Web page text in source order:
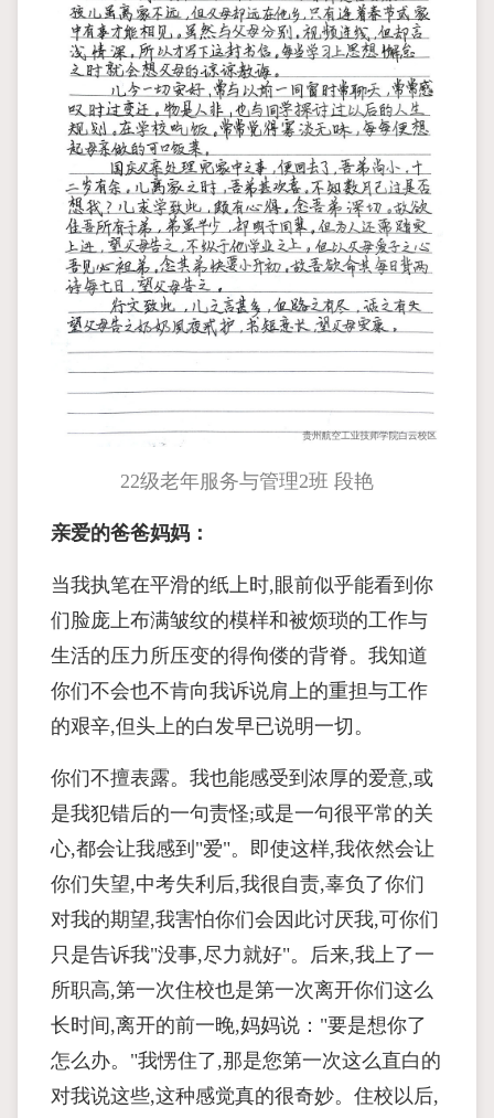
22级老年服务与管理2班 段艳
亲爱的爸爸妈妈：
当我执笔在平滑的纸上时,眼前似乎能看到你
们脸庞上布满皱纹的模样和被烦琐的工作与
生活的压力所压变的得佝偻的背脊。我知道
你们不会也不肯向我诉说肩上的重担与工作
的艰辛,但头上的白发早已说明一切。
你们不擅表露。我也能感受到浓厚的爱意,或
是我犯错后的一句责怪;或是一句很平常的关
心,都会让我感到"爱"。即使这样,我依然会让
你们失望,中考失利后,我很自责,辜负了你们
对我的期望,我害怕你们会因此讨厌我,可你们
只是告诉我"没事,尽力就好"。后来,我上了一
所职高,第一次住校也是第一次离开你们这么
长时间,离开的前一晚,妈妈说："要是想你了
怎么办。"我愣住了,那是您第一次这么直白的
对我说这些,这种感觉真的很奇妙。住校以后,